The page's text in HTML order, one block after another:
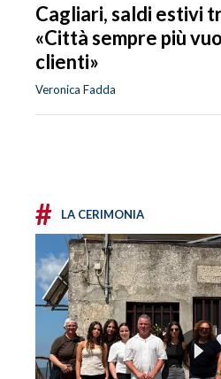
Cagliari, saldi estivi
«Città sempre più
clienti»
Veronica Fadda
# LA CERIMONIA